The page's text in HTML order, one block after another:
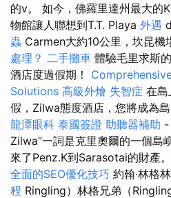
的v。 如今，佛羅里達州最大
物館讓人聯想到T.T. Playa 外遇
蟲 Carmen大約10公里，坎昆機
處理？ 二手攤車 體驗毛里求斯
酒店度過假期！
Solutions 高級外燴 失智症 在島
假，Zilwa態度酒店，您將成為
龍潭眼科 泰國簽證 助聽器補助 -
Zilwa”一詞是克里奧爾的一個島
來了Penz.K到Sarasotai的財產。
全面的SEO優化技巧 約翰·林格
程 Ringling）林格兄弟（